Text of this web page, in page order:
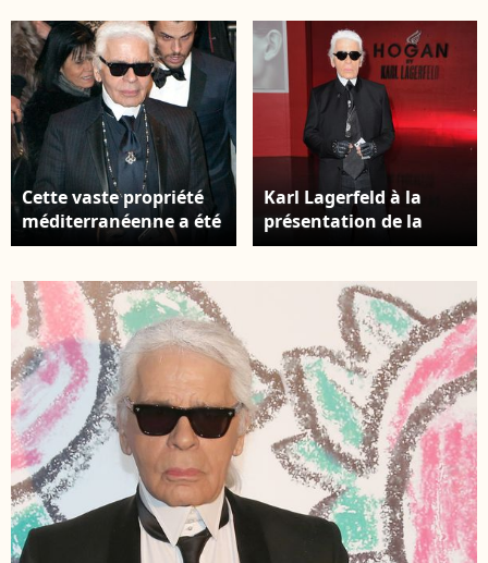
le 30 mars 2015. FAMEFLYNET / BESTIMAGE
Cette vaste propriété
méditerranéenne a été
la résidence du célèbre
pendant près de treize
ans. Karl Lagerfeld lors
de la soirée "Karl
Lagerfeld's boat" à
New York, le 30 mars
2015. Agence /
Bestimage
Karl Lagerfeld à la
présentation de la
collection de prêt-à-
Hogan. © Guillaume
Gaffiot /Bestimage